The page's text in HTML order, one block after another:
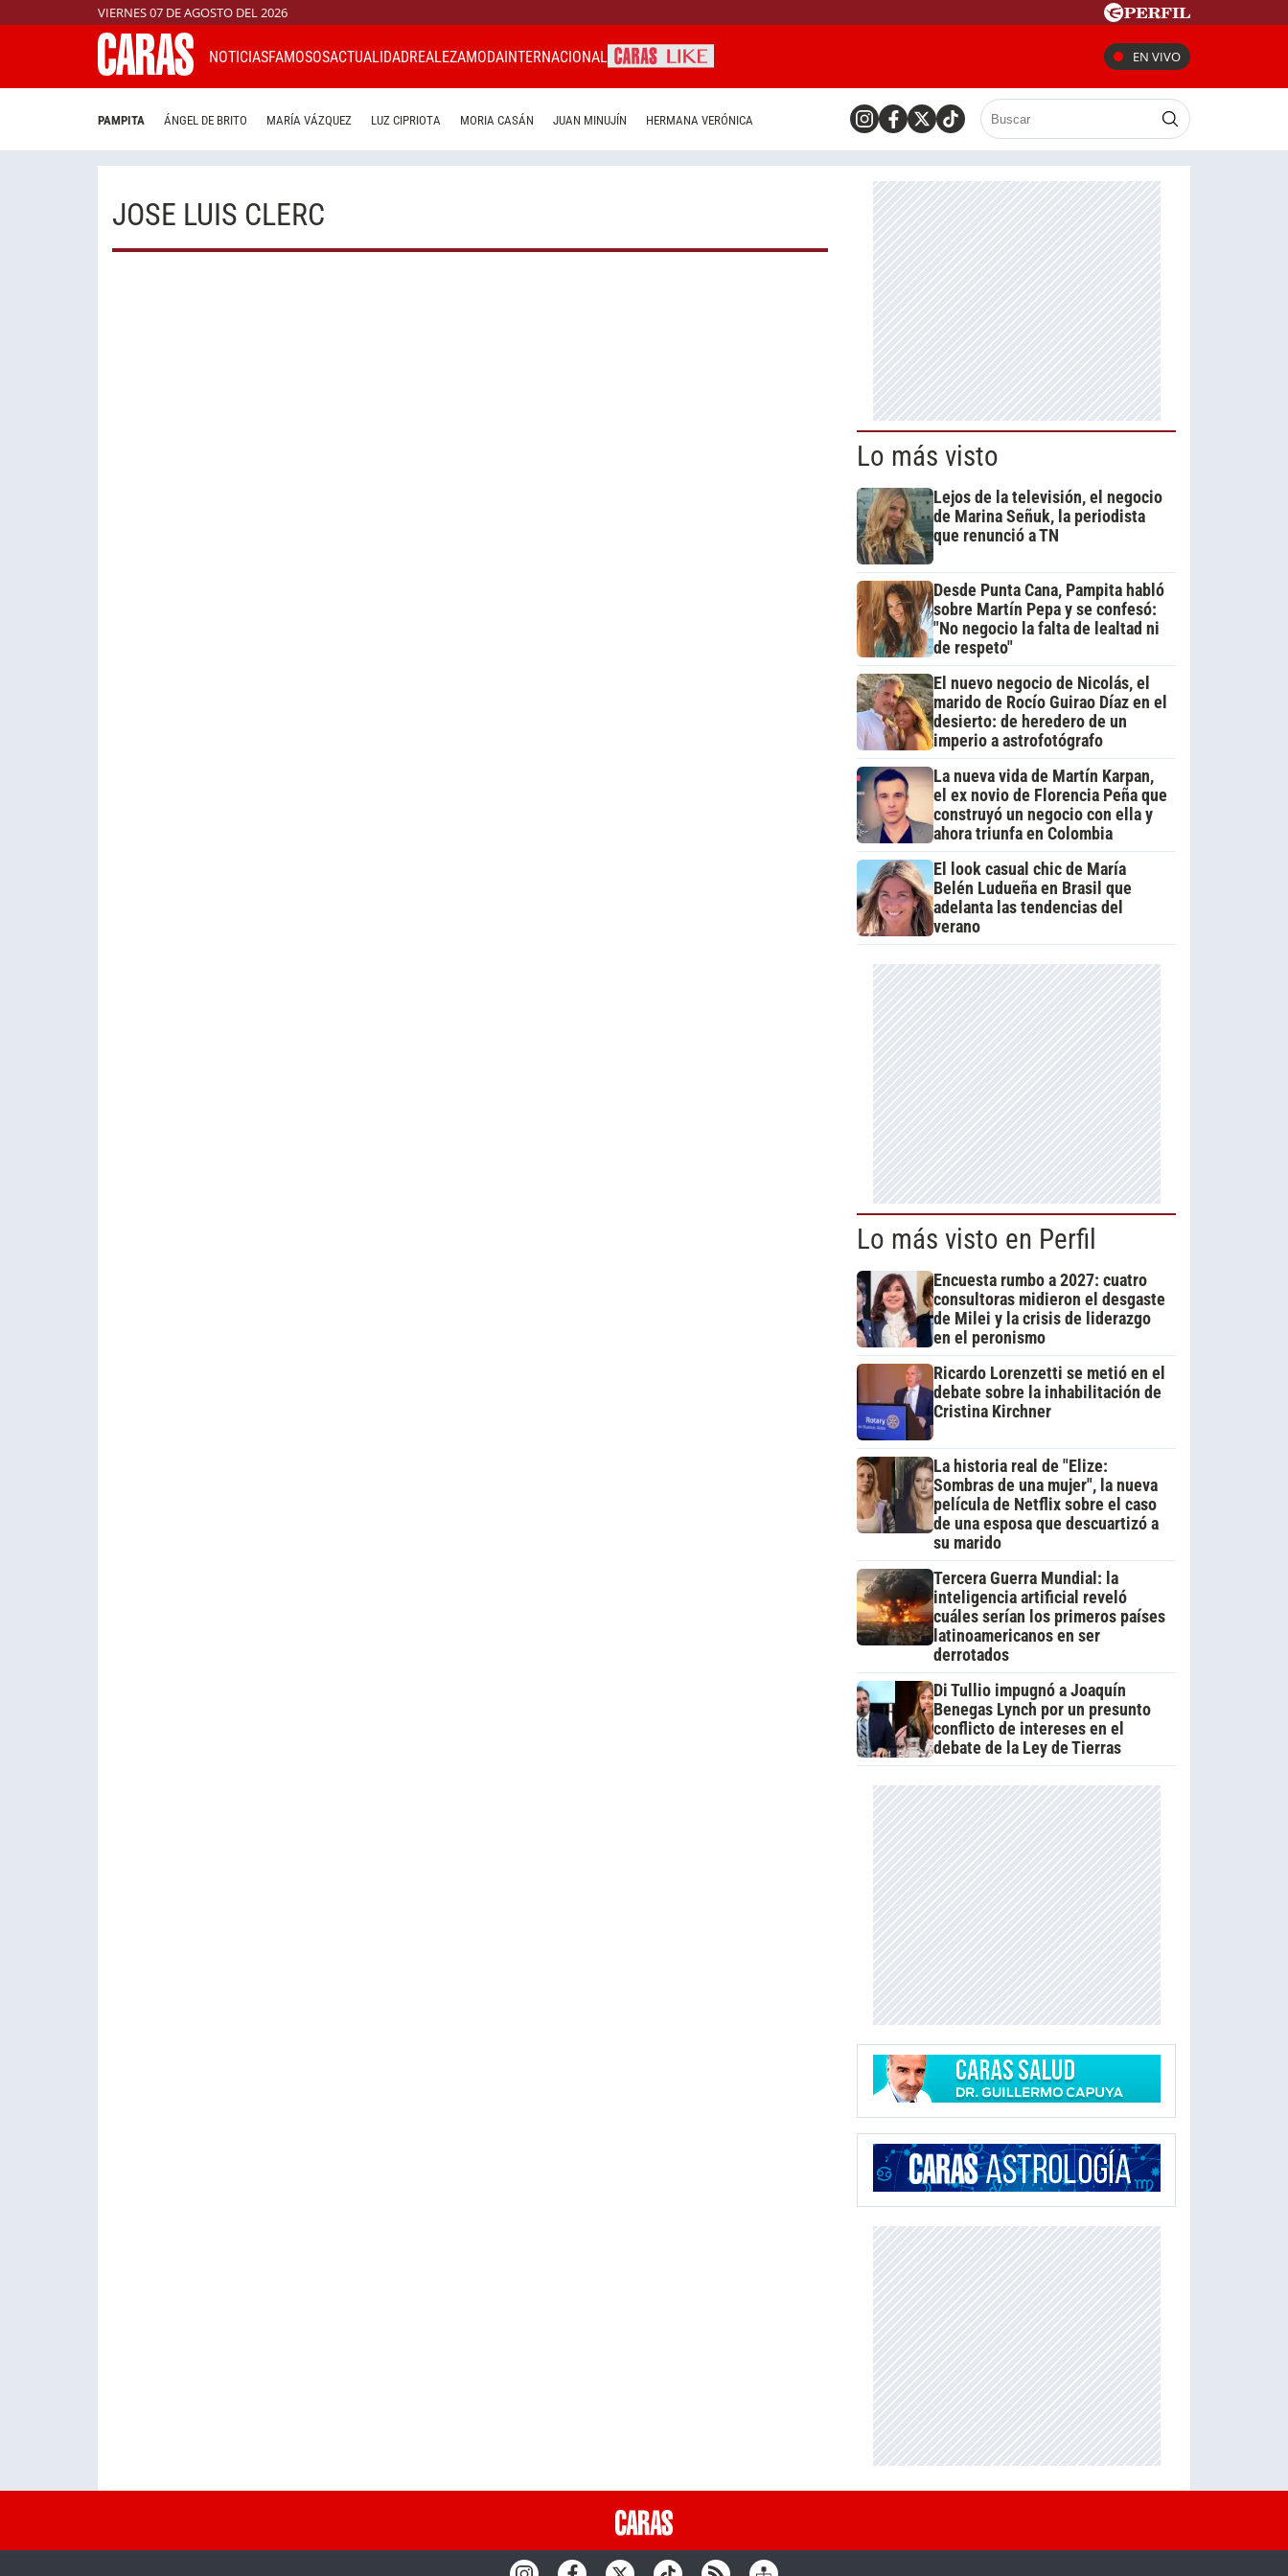
VIERNES 07 DE AGOSTO DEL 2026
NOTICIASFAMOSOSACTUALIDADREALEZAMODAINTERNACIONAL EN VIVO
PAMPITA ÁNGEL DE BRITO MARÍA VÁZQUEZ LUZ CIPRIOTA MORIA CASÁN JUAN MINUJÍN HERMANA VERÓNICA
JOSE LUIS CLERC
Lo más visto
Lejos de la televisión, el negocio
de Marina Señuk, la periodista
que renunció a TN
Desde Punta Cana, Pampita habló
sobre Martín Pepa y se confesó:
"No negocio la falta de lealtad ni
de respeto"
El nuevo negocio de Nicolás, el
marido de Rocío Guirao Díaz en el
desierto: de heredero de un
imperio a astrofotógrafo
La nueva vida de Martín Karpan,
el ex novio de Florencia Peña que
construyó un negocio con ella y
ahora triunfa en Colombia
El look casual chic de María
Belén Ludueña en Brasil que
adelanta las tendencias del
verano
Lo más visto en Perfil
Encuesta rumbo a 2027: cuatro
consultoras midieron el desgaste
de Milei y la crisis de liderazgo
en el peronismo
Ricardo Lorenzetti se metió en el
debate sobre la inhabilitación de
Cristina Kirchner
La historia real de "Elize:
Sombras de una mujer", la nueva
película de Netflix sobre el caso
de una esposa que descuartizó a
su marido
Tercera Guerra Mundial: la
inteligencia artificial reveló
cuáles serían los primeros países
latinoamericanos en ser
derrotados
Di Tullio impugnó a Joaquín
Benegas Lynch por un presunto
conflicto de intereses en el
debate de la Ley de Tierras